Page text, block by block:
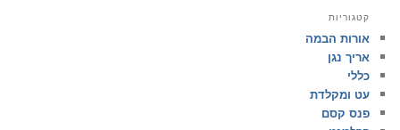
קטגוריות
אורות הבמה
אריך נגן
כללי
עט ומקלדת
פנס קסם